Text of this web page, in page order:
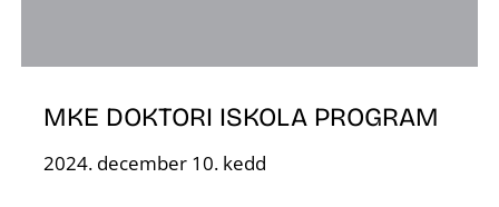
MKE DOKTORI ISKOLA PROGRAM
2024. december 10. kedd